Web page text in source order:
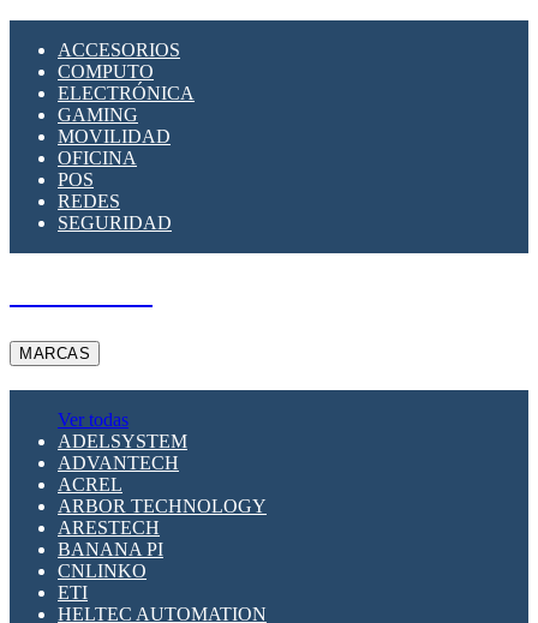
SUPRESOR DE TRANSIENTES SPDS PARA
APLICACIONES FOTOVOLTAICAS
ACCESORIOS
COMPUTO
ELECTRÓNICA
GAMING
MOVILIDAD
OFICINA
POS
REDES
SEGURIDAD
MARCAS
Ver todas
ADELSYSTEM
ADVANTECH
ACREL
ARBOR TECHNOLOGY
ARESTECH
BANANA PI
CNLINKO
ETI
HELTEC AUTOMATION